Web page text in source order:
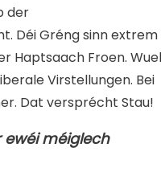
der
Déi Gréng sinn extrem
Haptsaach Froen. Wuel
Virstellungen. Bei
Dat versprécht Stau!
ewéi méiglech